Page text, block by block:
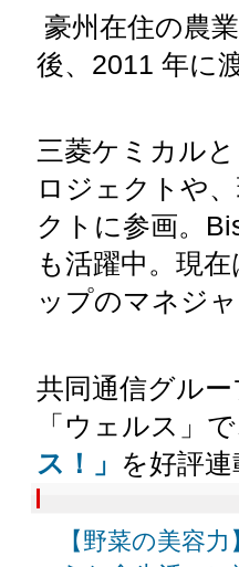
豪州在住の農
後、 2011 年に
三菱ケミカル
ロジェクトや
クトに参画。
も活躍中。現
ップのマネジ
共同通信グル
「ウェルス」
ス！」 を好評
【野菜の美容